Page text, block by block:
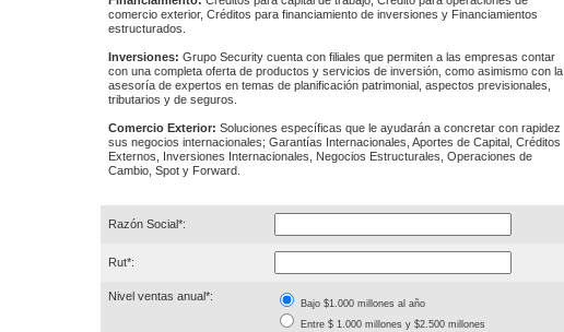
comercio exterior, Créditos para financiamiento de inversiones y Financiamientos
estructurados.
Inversiones: Grupo Security cuenta con filiales que permiten a las empresas contar
con una completa oferta de productos y servicios de inversión, como asimismo con la
asesoría de expertos en temas de planificación patrimonial, aspectos previsionales,
tributarios y de seguros.
Comercio Exterior: Soluciones específicas que le ayudarán a concretar con rapidez
sus negocios internacionales; Garantías Internacionales, Aportes de Capital, Créditos
Externos, Inversiones Internacionales, Negocios Estructurales, Operaciones de
Cambio, Spot y Forward.
Razón Social*:
Rut*:
Nivel ventas anual*:
Bajo $1.000 millones al año
Entre $ 1.000 millones y $2.500 millones